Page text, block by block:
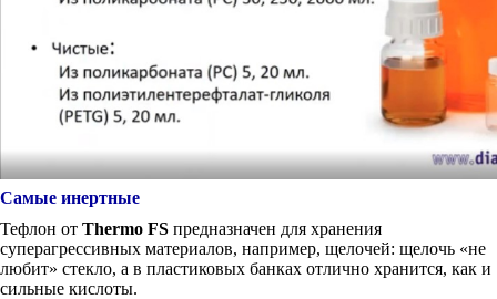
Самые инертные
Тефлон от Thermo FS предназначен для хранения
суперагрессивных материалов, например, щелочей: щелочь «не
любит» стекло, а в пластиковых банках отлично хранится, как и
сильные кислоты.